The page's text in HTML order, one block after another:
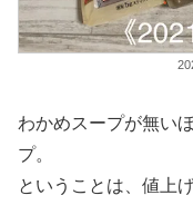
わかめスープが無い
プ。
ということは、値上